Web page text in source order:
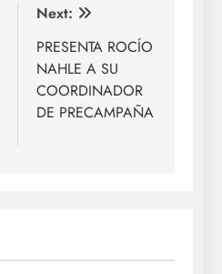
Next:
PRESENTA ROCÍO
NAHLE A SU
COORDINADOR
DE PRECAMPAÑA